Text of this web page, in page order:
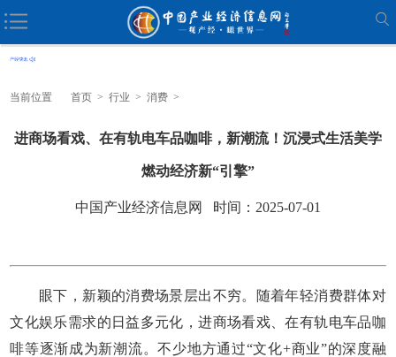
当前位置 首页 > 行业 > 消费 >
进商场看戏、在有轨电车品咖啡，新潮流！沉浸式生活美学
燃动经济新“引擎”
中国产业经济信息网 时间：2025-07-01
眼下，新颖的消费场景层出不穷。随着年轻消费群体对
文化娱乐需求的日益多元化，进商场看戏、在有轨电车品咖
啡等逐渐成为新潮流。不少地方通过“文化+商业”的深度融